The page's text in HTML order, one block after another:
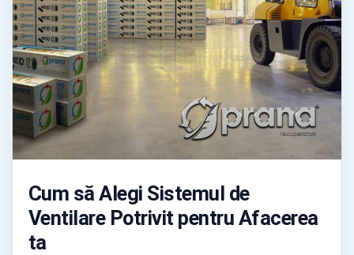
Cum să Alegi Sistemul de
Ventilare Potrivit pentru Afacerea
ta